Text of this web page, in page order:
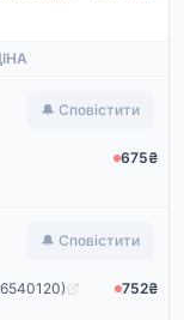
🔔 Сповістити
675₴
🔔 Сповістити
752₴